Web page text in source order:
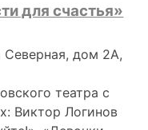
для счастья»
Северная, дом 2А,
театра с
Виктор Логинов